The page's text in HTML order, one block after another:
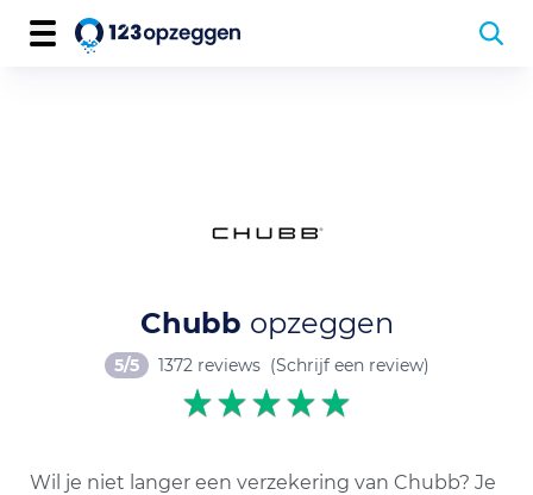
Chubb opzeggen
5/5 1372 reviews (Schrijf een review)
Wil je niet langer een verzekering van Chubb? Je